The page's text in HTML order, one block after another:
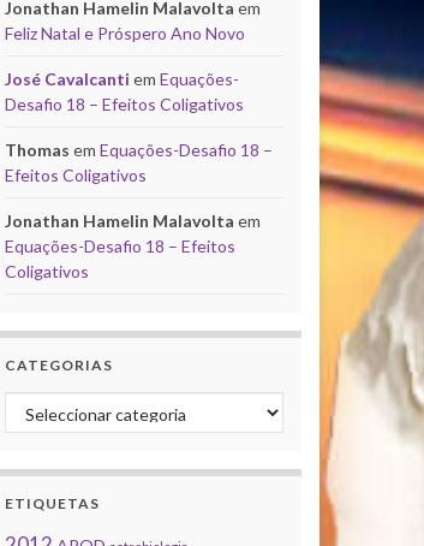
Jonathan Hamelin Malavolta em
Feliz Natal e Próspero Ano Novo
José Cavalcanti em Equações-
Desafio 18 – Efeitos Coligativos
Thomas em Equações-Desafio 18 –
Efeitos Coligativos
Jonathan Hamelin Malavolta em
Equações-Desafio 18 – Efeitos
Coligativos
CATEGORIAS
Categorias
ETIQUETAS